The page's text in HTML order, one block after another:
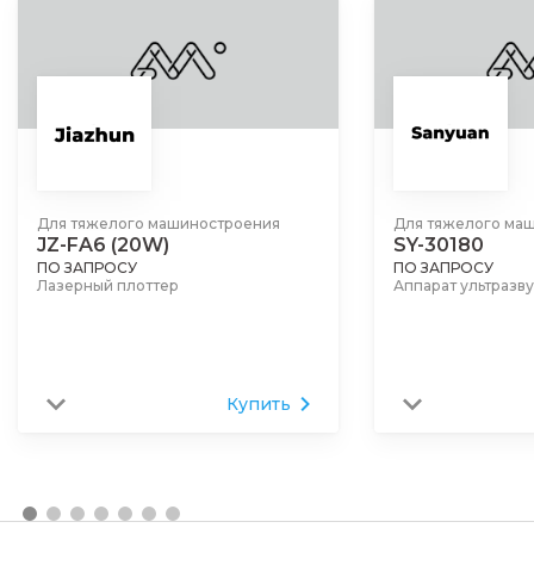
Для тяжелого машиностроения
JZ-FA6 (20W)
ПО ЗАПРОСУ
Лазерный плоттер
Купить
Для тяжелого
SY-30180
ПО ЗАПРОСУ
Аппарат